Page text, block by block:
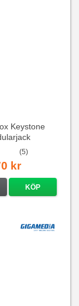
Keystone
(5)
kr
KÖP